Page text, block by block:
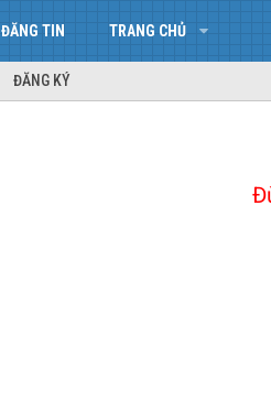
ĐĂNG TIN TRANG CHỦ
ĐĂNG KÝ